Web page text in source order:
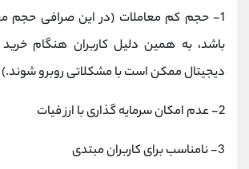
1- حجم کم معاملات (در این صرافی حجم
باشد، به همین دلیل کاربران هنگام
دیجیتال ممکن است با مشکلاتی روبرو شوند.)
2- عدم امکان سرمایه گذاری با ارز فیات
3- نامناسب برای کاربران مبتدی